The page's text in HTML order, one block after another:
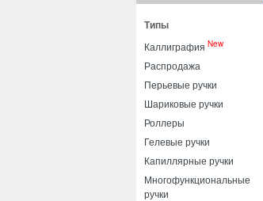
Типы
Каллиграфия New
Распродажа
Перьевые ручки
Шариковые ручки
Роллеры
Гелевые ручки
Капиллярные ручки
Многофункциональные
ручки